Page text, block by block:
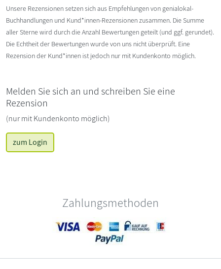
Unsere Rezensionen setzen sich aus Empfehlungen von genialokal-
Buchhandlungen und Kund*innen-Rezensionen zusammen. Die Summe
aller Sterne wird durch die Anzahl Bewertungen geteilt (und ggf. gerundet).
Die Echtheit der Bewertungen wurde von uns nicht überprüft. Eine
Rezension der Kund*innen ist jedoch nur mit Kundenkonto möglich.
Melden Sie sich an und schreiben Sie eine
Rezension
(nur mit Kundenkonto möglich)
zum Login
Zahlungsmethoden